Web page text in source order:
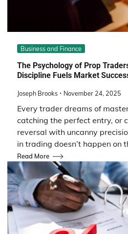
Business and Finance
The Psychology of Prop
Discipline Fuels Market
Joseph Brooks November 24, 2025
Every trader dreams of
catching the perfect entry, or
reversal with uncanny
in trading doesn’t happen on
Read More